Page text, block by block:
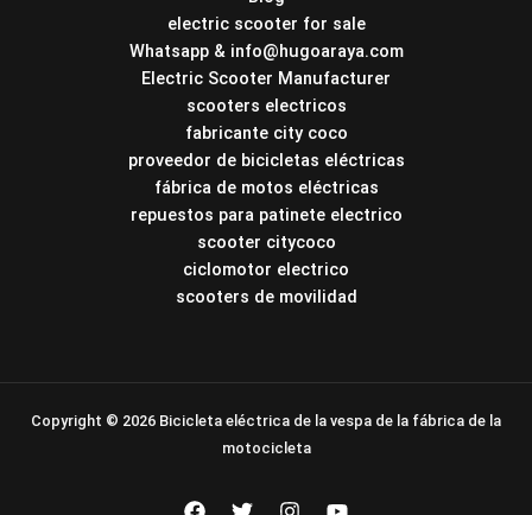
electric scooter for sale
Whatsapp & info@hugoaraya.com
Electric Scooter Manufacturer
scooters electricos
fabricante city coco
proveedor de bicicletas eléctricas
fábrica de motos eléctricas
repuestos para patinete electrico
scooter citycoco
ciclomotor electrico
scooters de movilidad
Copyright © 2026 Bicicleta eléctrica de la vespa de la fábrica de la
motocicleta